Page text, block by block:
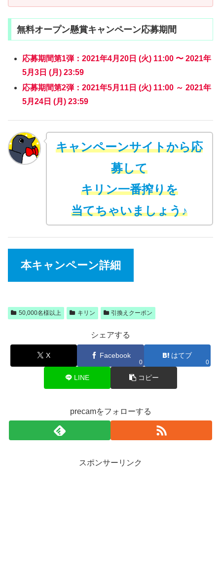
無料オープン懸賞キャンペーン応募期間
応募期間第1弾：2021年4月20日 (火) 11:00 〜 2021年
5月3日 (月) 23:59
応募期間第2弾：2021年5月11日 (火) 11:00 ～ 2021年
5月24日 (月) 23:59
キャンペーンサイトから応
募して
キリン一番搾りを
当てちゃいましょう♪
本キャンペーン詳細
50,000名様以上 キリン 引換えクーポン
シェアする
X Facebook
0
はてブ
0
LINE コピー
precamをフォローする
スポンサーリンク